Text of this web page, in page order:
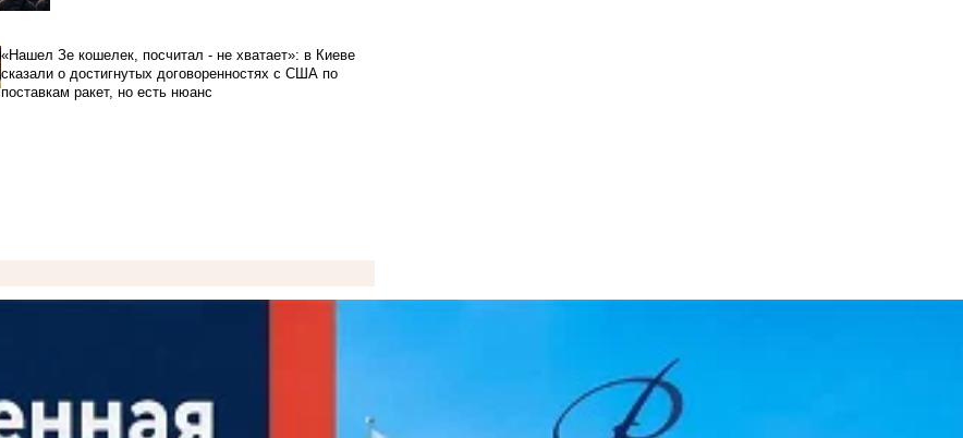
«Нашел Зе кошелек, посчитал - не хватает»: в Киеве
сказали о достигнутых договоренностях с США по
поставкам ракет, но есть нюанс